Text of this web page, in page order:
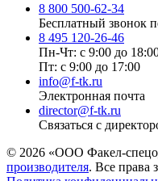
8 800 500-62-34
Бесплатный звонок
8 495 120-26-46
Пн-Чт: с 9:00 до
Пт: с 9:00 до 17:00
info@f-tk.ru
Электронная почта
director@f-tk.ru
Связаться с
© 2026 «ООО Факел-
производителя. Все права